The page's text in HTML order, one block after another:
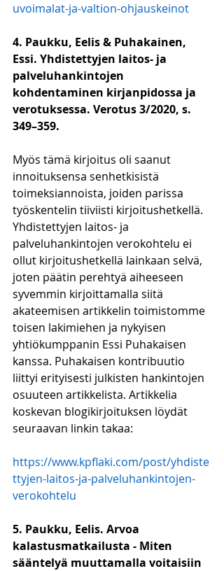
uvoimalat-ja-valtion-ohjauskeinot
4. Paukku, Eelis & Puhakainen,
Essi. Yhdistettyjen laitos- ja
palveluhankintojen
kohdentaminen kirjanpidossa ja
verotuksessa. Verotus 3/2020, s.
349–359.
Myös tämä kirjoitus oli saanut
innoituksensa senhetkisistä
toimeksiannoista, joiden parissa
työskentelin tiiviisti kirjoitushetkellä.
Yhdistettyjen laitos- ja
palveluhankintojen verokohtelu ei
ollut kirjoitushetkellä lainkaan selvä,
joten päätin perehtyä aiheeseen
syvemmin kirjoittamalla siitä
akateemisen artikkelin toimistomme
toisen lakimiehen ja nykyisen
yhtiökumppanin Essi Puhakaisen
kanssa. Puhakaisen kontribuutio
liittyi erityisesti julkisten hankintojen
osuuteen artikkelista. Artikkelia
koskevan blogikirjoituksen löydät
seuraavan linkin takaa:
https://www.kpflaki.com/post/yhdiste
ttyjen-laitos-ja-palveluhankintojen-
verokohtelu
5. Paukku, Eelis. Arvoa
kalastusmatkailusta - Miten
sääntelyä muuttamalla voitaisiin